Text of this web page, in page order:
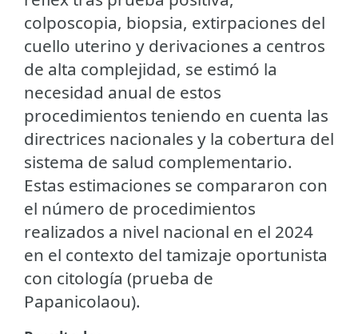
colposcopia, biopsia, extirpaciones del
cuello uterino y derivaciones a centros
de alta complejidad, se estimó la
necesidad anual de estos
procedimientos teniendo en cuenta las
directrices nacionales y la cobertura del
sistema de salud complementario.
Estas estimaciones se compararon con
el número de procedimientos
realizados a nivel nacional en el 2024
en el contexto del tamizaje oportunista
con citología (prueba de
Papanicolaou).